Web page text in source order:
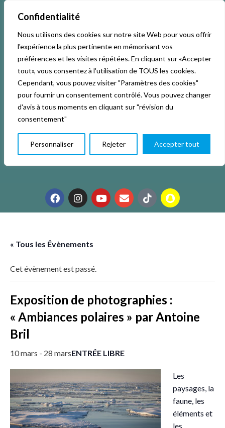
Confidentialité
Nous utilisons des cookies sur notre site Web pour vous offrir
l'expérience la plus pertinente en mémorisant vos
préférences et les visites répétées. En cliquant sur «Accepter
tout», vous consentez à l'utilisation de TOUS les cookies.
Cependant, vous pouvez visiter "Paramètres des cookies"
pour fournir un consentement contrôlé. Vous pouvez changer
d'avis à tous moments en cliquant sur "révision du
consentement"
Personnaliser Rejeter Accepter tout
Accueil Activités & Inscriptions Billetterie
Événements Studios L’association
« Tous les Évènements
Cet évènement est passé.
Exposition de photographies :
« Ambiances polaires » par Antoine
Bril
10 mars - 28 marsENTRÉE LIBRE
Les
paysages, la
faune, les
éléments et
les